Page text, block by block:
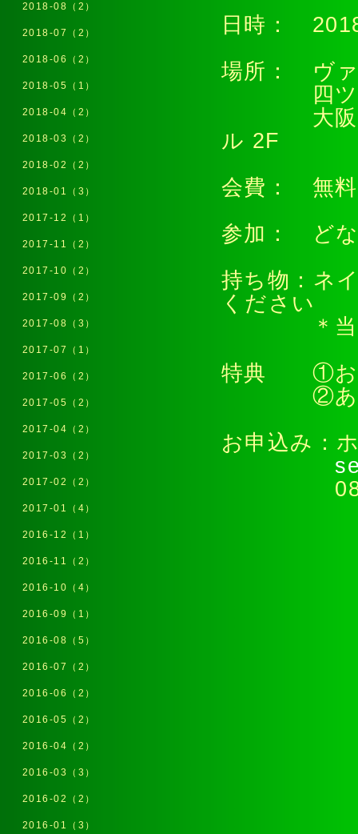
日時：
場所： ヴ
四ツ橋
大阪府大
ル 2F
会費： 無料
参加： ど
持ち物：ネ
ください
＊当日ネ
特典 ①お
②あなた
お申込み：
080-
2018-08（2）
2018-07（2）
2018-06（2）
2018-05（1）
2018-04（2）
2018-03（2）
2018-02（2）
2018-01（3）
2017-12（1）
2017-11（2）
2017-10（2）
2017-09（2）
2017-08（3）
2017-07（1）
2017-06（2）
2017-05（2）
2017-04（2）
2017-03（2）
2017-02（2）
2017-01（4）
2016-12（1）
2016-11（2）
2016-10（4）
2016-09（1）
2016-08（5）
2016-07（2）
2016-06（2）
2016-05（2）
2016-04（2）
2016-03（3）
2016-02（2）
2016-01（3）